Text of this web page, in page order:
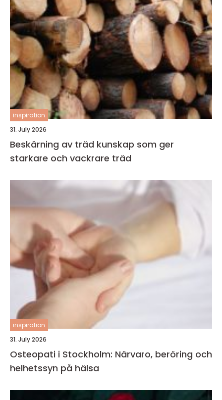
inspiration
31. July 2026
Beskärning av träd kunskap som ger
starkare och vackrare träd
inspiration
31. July 2026
Osteopati i Stockholm: Närvaro, beröring och
helhetssyn på hälsa